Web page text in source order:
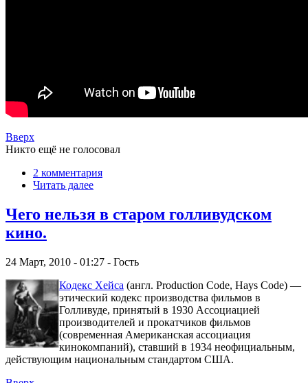
Вверх
Никто ещё не голосовал
2 комментария
Читать далее
Чего нельзя в старом голливудском
кино.
24 Март, 2010 - 01:27 - Гость
Кодекс Хейса (англ. Production Code, Hays Code) —
этический кодекс производства фильмов в
Голливуде, принятый в 1930 Ассоциацией
производителей и прокатчиков фильмов
(современная Американская ассоциация
кинокомпаний), ставший в 1934 неофициальным,
действующим национальным стандартом США.